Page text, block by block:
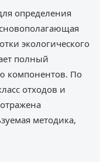
определения
экологического
полный
компонентов. По
отходов и
методика,